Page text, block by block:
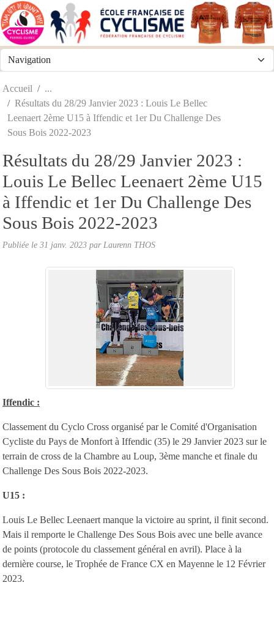
Accueil
Résultats du 28/29 Janvier 2023 : Louis Le Bellec
Leenaert 2ème U15 à Iffendic et 1er Du Challenge Des
Sous Bois 2022-2023
Résultats du 28/29 Janvier 2023 :
Louis Le Bellec Leenaert 2ème U15
à Iffendic et 1er Du Challenge Des
Sous Bois 2022-2023
Publiée le 31 janv. 2023 par Laurenn THOS
Iffendic :
Classement du Cyclo Cross organisé par le Comité d'Organisation
Cycliste du Pays de Monfort à Iffendic (35) le 29 Janvier 2023 sur le
terrain de cross de la Chambre au Loup, 3ème manche et finale du
Challenge Des Sous Bois 2022-2023.
U15 :
Louis Le Bellec Leenaert manque la victoire au sprint, il finit second.
Mais il remporte le Challenge Des Sous Bois avec une belle avance
de points (protocole du classement général en avril). Place à la
dernière course, le Trophée de France CX en Mayenne le 12 Février
2023.
Panneau de gestion des cookies